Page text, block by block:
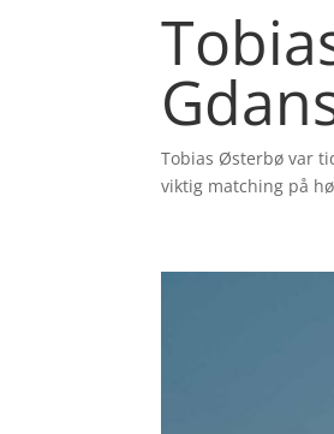
Tobias Østerbø var
viktig matching på